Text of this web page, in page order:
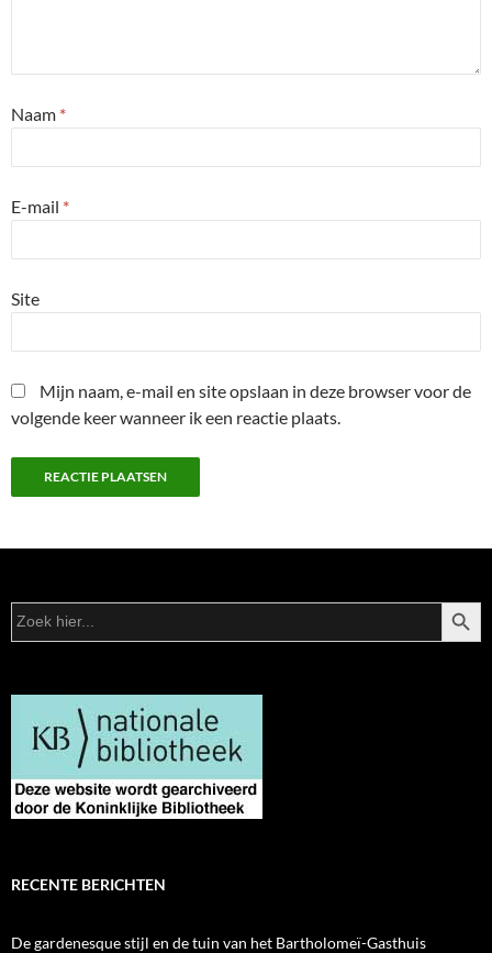
Naam *
E-mail *
Site
Mijn naam, e-mail en site opslaan in deze browser voor de
volgende keer wanneer ik een reactie plaats.
Zoek
naar:
RECENTE BERICHTEN
De gardenesque stijl en de tuin van het Bartholomeï-Gasthuis